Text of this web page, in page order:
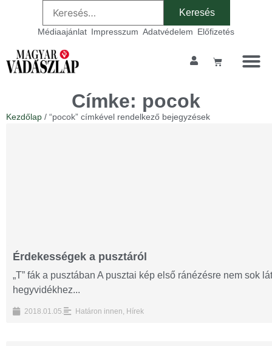
Médiaajánlat Impresszum Adatvédelem Előfizetés
Címke: pocok
Kezdőlap / “pocok” címkével rendelkező bejegyzések
Érdekességek a pusztáról
„T” fák a pusztában A pusztai kép első ránézésre nem sok
hegyvidékhez...
2018.01.05. Határon innen, Hírek